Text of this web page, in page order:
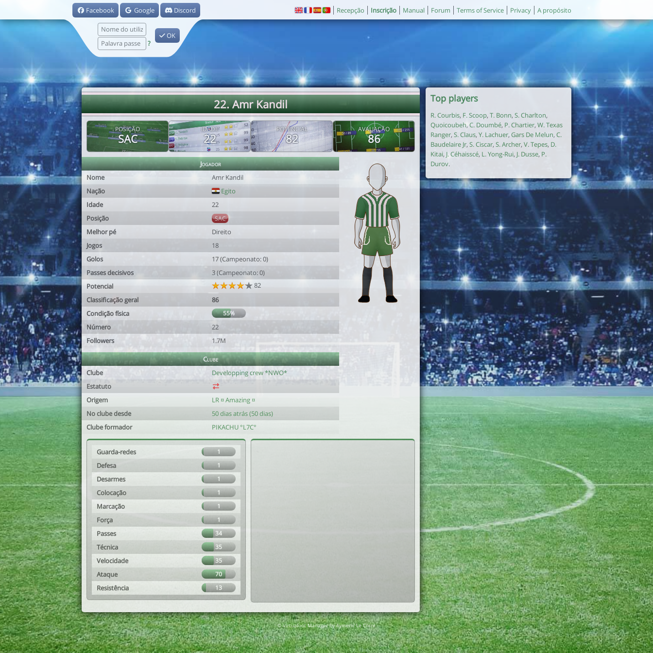
Facebook Google Discord
?
OK
Recepção Inscrição Manual Forum Terms of Service Privacy A propósito
22. Amr Kandil
POSIÇÃO
SAC
IDADE
22
POTENCIAL
82
AVALIAÇÃO
86
Jogador
Nome
Amr Kandil
Nação
Egito
Idade
22
Posição
SAC
Melhor pé
Direito
Jogos
18
Golos
17 (Campeonato: 0)
Passes decisivos
3 (Campeonato: 0)
Potencial
82
Classificação geral
86
Condição física
55%
Número
22
Followers
1.7M
Clube
Clube
Developping crew *NWO*
Estatuto
Origem
LR ¤ Amazing ¤
No clube desde
50 dias atrás (50 dias)
Clube formador
PIKACHU °L7C°
Guarda-redes 1
Defesa 1
Desarmes 1
Colocação 1
Marcação 1
Força 1
Passes 34
Técnica 35
Velocidade 35
Ataque 70
Resistência 13
Top players
R. Courbis, F. Scoop, T. Bonn, S. Charlton,
Quoicoubeh,C. Doumbé, P. Chartier, W. Texas
Ranger, S. Claus, Y. Lachuer, Gars De Melun, C.
Baudelaire Jr, S. Ciscar, S. Archer, V. Tepes, D.
Kitai, J. Céhaisscé, L. Yong-Rui, J. Dusse, P.
Durov.
© Virtuafoot Manager by Aymeric Le Corre